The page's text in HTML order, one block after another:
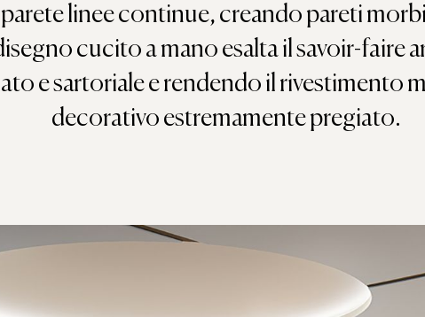
linee continue, creando pareti
cucito a mano esalta il savoir-faire
e sartoriale e rendendo il rivestimento
decorativo estremamente pregiato.